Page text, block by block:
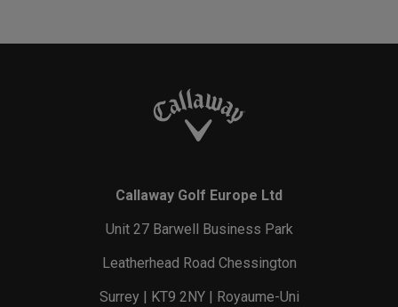
Callaway Golf Europe Ltd
Unit 27 Barwell Business Park
Leatherhead Road Chessington
Surrey | KT9 2NY | Royaume-Uni